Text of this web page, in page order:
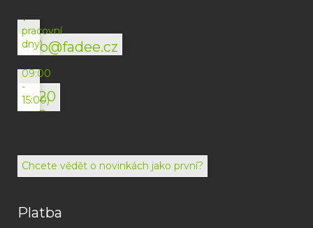
info@fadee.cz
v
pracovní
dny)
+420
792
072
(Po-
09:00
-
15:00)
Chcete vědět o novinkách jako první?
Platba